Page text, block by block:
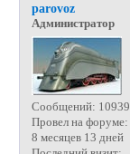
parovoz
Администратор
Сообщений: 10939
Провел на форуме:
8 месяцев 13 дней